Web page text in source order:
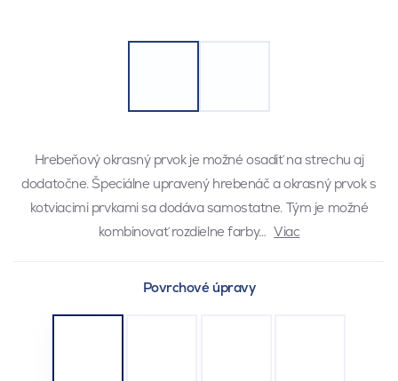
Hrebeňový okrasný prvok je možné osadiť na strechu aj
dodatočne. Špeciálne upravený hrebenáč a okrasný prvok s
kotviacimi prvkami sa dodáva samostatne. Tým je možné
kombinovať rozdielne farby… Viac
Povrchové úpravy